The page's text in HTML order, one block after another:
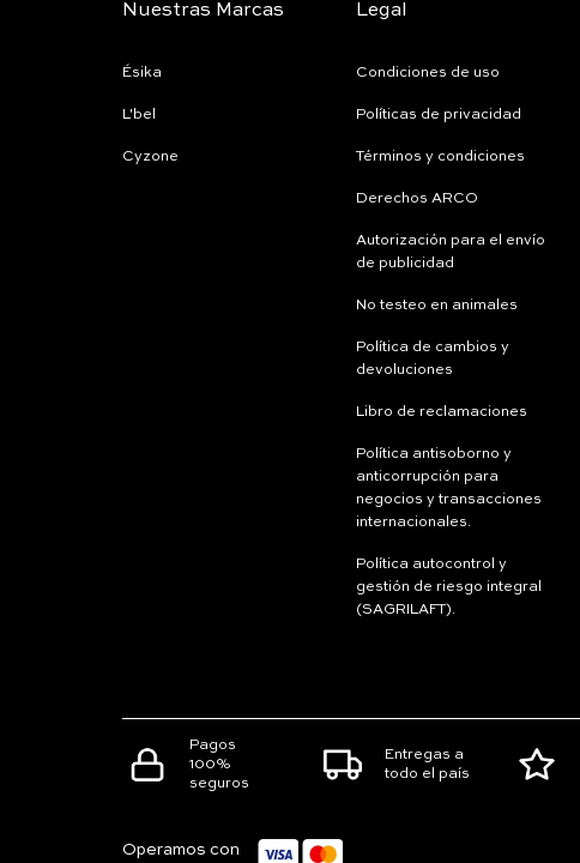
Nuestras Marcas
Ésika
L'bel
Cyzone
Legal
Condiciones de uso
Políticas de privacidad
Términos y condiciones
Derechos ARCO
Autorización para el envío
de publicidad
No testeo en animales
Política de cambios y
devoluciones
Libro de reclamaciones
Política antisoborno y
anticorrupción para
negocios y transacciones
internacionales.
Política autocontrol y
gestión de riesgo integral
(SAGRILAFT).
Pagos
100%
seguros
Entregas a
todo el país
Operamos con